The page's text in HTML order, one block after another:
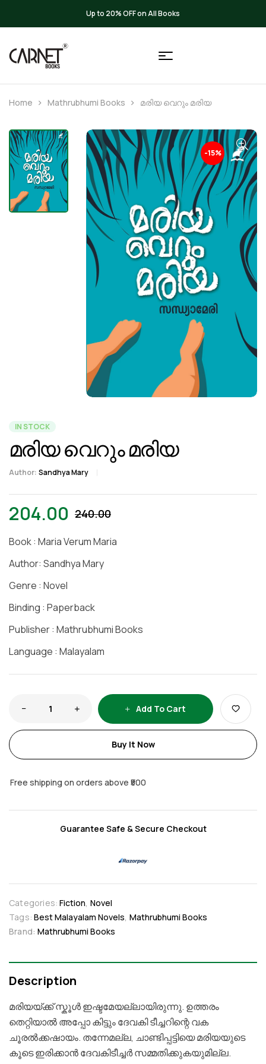
Up to 20% OFF on All Books
Home Mathrubhumi Books മരിയ വെറും മരിയ
-15%
IN STOCK
മരിയ വെറും മരിയ
Author: Sandhya Mary
240.00
204.00
Book : Maria Verum Maria
Author: Sandhya Mary
Genre : Novel
Binding : Paperback
Publisher : Mathrubhumi Books
Language : Malayalam
Add To Cart
Buy It Now
Free shipping on orders above ₹500
Guarantee Safe & Secure Checkout
Categories: Fiction, Novel
Tags: Best Malayalam Novels, Mathrubhumi Books
Brand:Mathrubhumi Books
Description
മരിയയ്ക്ക് സ്കൂൾ ഇഷ്ടമേയല്ലായിരുന്നു. ഉത്തരം
തെറ്റിയാൽ അപ്പോ കിട്ടും ദേവകി ടീച്ചറിന്റെ വക
ചൂരൽക്കഷായം. തന്നേമല്ല, ചാണ്ടിപ്പട്ടിയെ മരിയയുടെ
കൂടെ ഇരിക്കാൻ ദേവകിടീച്ചർ സമ്മതിക്കുകയുമില്ല.